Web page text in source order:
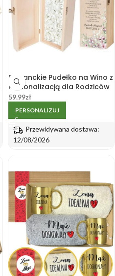
Eleganckie Pudełko na Wino z
Personalizacją dla Rodziców
– Wyrafinowany Prezent
59.99zł
PERSONALIZUJ
Przewidywana dostawa:
12/08/2026